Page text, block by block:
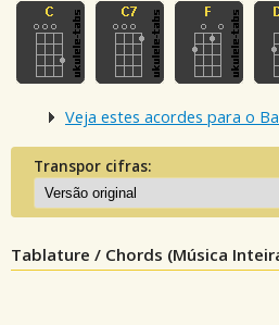
Veja estes acordes para o
Transpor cifras:
Tablature / Chords (Música